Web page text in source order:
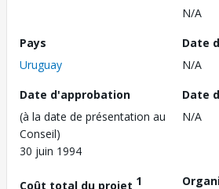
N/A
Pays
Uruguay
Date
N/A
Date d'approbation
(à la date de présentation au
Conseil)
30 juin 1994
Date
N/A
Coût total du projet 1